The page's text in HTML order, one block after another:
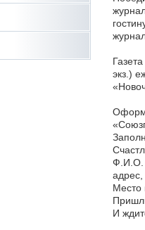
экз.)
Ф.И.О.
Место
И